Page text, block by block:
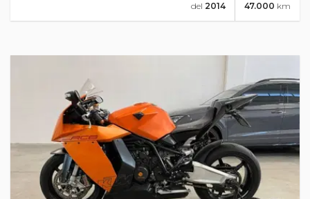
47.000 km
del 2014